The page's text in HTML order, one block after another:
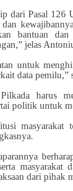
dari Pasal
bantuan dan
jelas
untuk
data pemilu,”
harus
politik untuk
masyarakat
masyarakat
dari pihak